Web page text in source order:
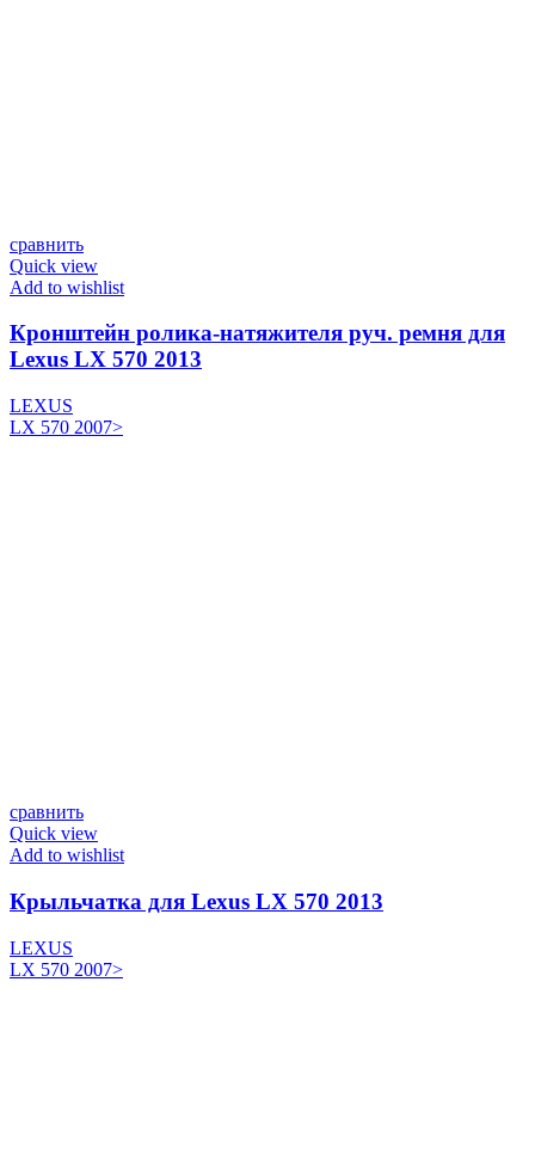
сравнить
Quick view
Add to wishlist
Кронштейн ролика-натяжителя руч. ремня для
Lexus LX 570 2013
LEXUS
LX 570 2007>
сравнить
Quick view
Add to wishlist
Крыльчатка для Lexus LX 570 2013
LEXUS
LX 570 2007>